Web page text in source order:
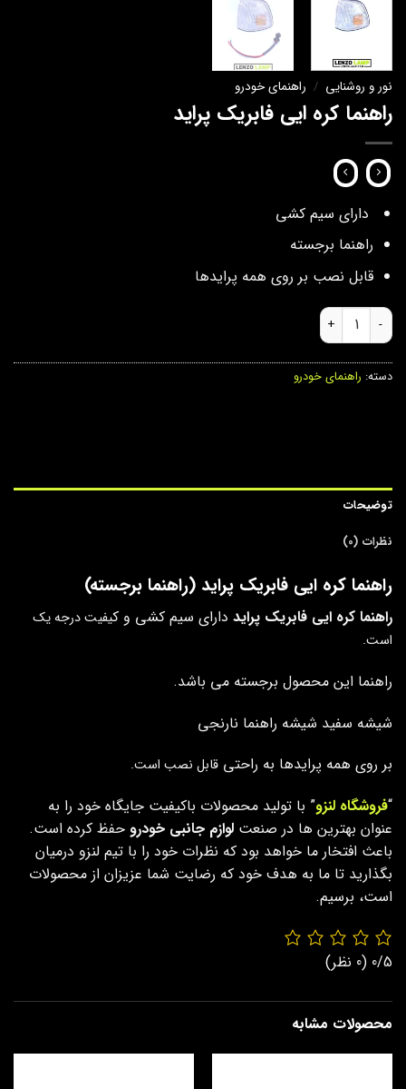
نور و روشنایی / راهنمای خودرو
راهنما کره ایی فابریک پراید
دارای سیم کشی
راهنما برجسته
قابل نصب بر روی همه پرایدها
راهنما کره ایی فابریک پراید عدد
دسته: راهنمای خودرو
توضیحات
نظرات (0)
راهنما کره ایی فابریک پراید (راهنما برجسته)
راهنما کره ایی فابریک پراید دارای سیم کشی و کیفیت درجه یک
است.
راهنما این محصول برجسته می باشد.
شیشه سفید شیشه راهنما نارنجی
بر روی همه پرایدها به راحتی قابل نصب است.
“فروشگاه لنزو” با تولید محصولات باکیفیت جایگاه خود را به
عنوان بهترین ها در صنعت لوازم جانبی خودرو حفظ کرده است.
باعث افتخار ما خواهد بود که نظرات خود را با تیم لنزو درمیان
بگذارید تا ما به هدف خود که رضایت شما عزیزان از محصولات
است، برسیم.
0/5 (0 نظر)
محصولات مشابه